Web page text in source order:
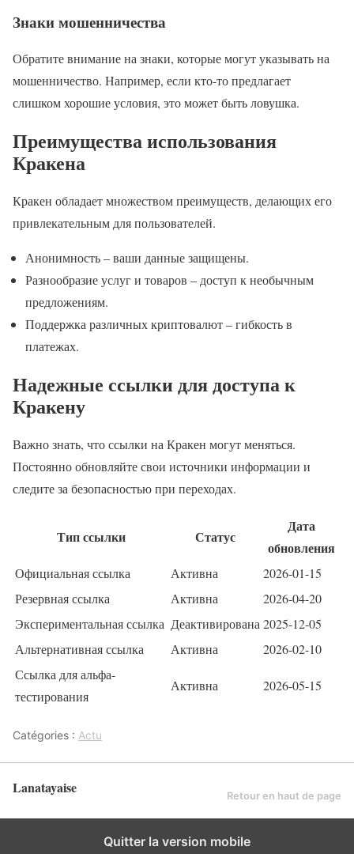
Знаки мошенничества
Обратите внимание на знаки, которые могут указывать на
мошенничество. Например, если кто-то предлагает
слишком хорошие условия, это может быть ловушка.
Преимущества использования
Кракена
Кракен обладает множеством преимуществ, делающих его
привлекательным для пользователей.
Анонимность – ваши данные защищены.
Разнообразие услуг и товаров – доступ к необычным
предложениям.
Поддержка различных криптовалют – гибкость в
платежах.
Надежные ссылки для доступа к
Кракену
Важно знать, что ссылки на Кракен могут меняться.
Постоянно обновляйте свои источники информации и
следите за безопасностью при переходах.
Тип ссылки Статус
Дата
обновления
Официальная ссылка Активна
2026-01-15
Резервная ссылка
Активна
2026-04-20
Экспериментальная ссылка Деактивирована 2025-12-05
Альтернативная ссылка
Активна
2026-02-10
Ссылка для альфа-
тестирования
Активна 2026-05-15
Catégories : Actu
Lanatayaise Retour en haut de page
Quitter la version mobile